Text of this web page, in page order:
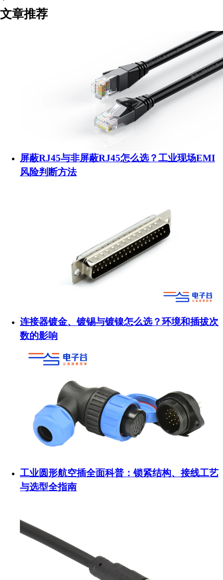
文章推荐
屏蔽RJ45与非屏蔽RJ45怎么选？工业现场EMI
风险判断方法
连接器镀金、镀锡与镀镍怎么选？环境和插拔次
数的影响
工业圆形航空插全面科普：锁紧结构、接线工艺
与选型全指南